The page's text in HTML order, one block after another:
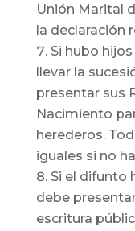
Unión Marital
la declaración
Si hubo
llevar la
presentar sus
Nacimiento
herederos.
iguales si no
Si el difunto
debe
escritura